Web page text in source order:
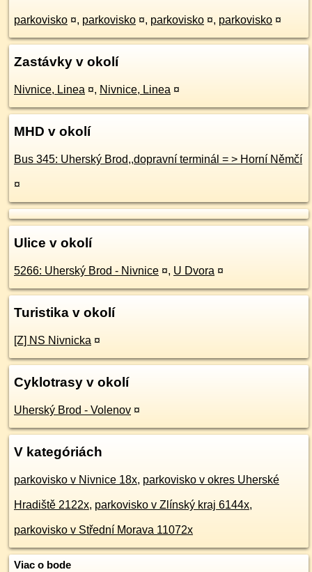
parkovisko ¤, parkovisko ¤, parkovisko ¤, parkovisko ¤
Zastávky v okolí
Nivnice, Linea ¤, Nivnice, Linea ¤
MHD v okolí
Bus 345: Uherský Brod,,dopravní terminál = > Horní Němčí
¤
Ulice v okolí
5266: Uherský Brod - Nivnice ¤, U Dvora ¤
Turistika v okolí
[Z] NS Nivnicka ¤
Cyklotrasy v okolí
Uherský Brod - Volenov ¤
V kategóriách
parkovisko v Nivnice 18x, parkovisko v okres Uherské
Hradiště 2122x, parkovisko v Zlínský kraj 6144x,
parkovisko v Střední Morava 11072x
Viac o bode